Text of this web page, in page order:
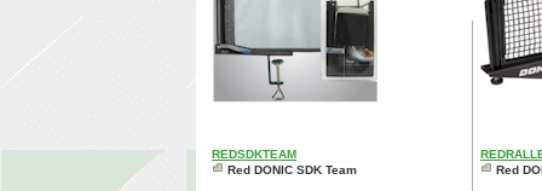
REDSDKTEAM
Red DONIC SDK Team
Red